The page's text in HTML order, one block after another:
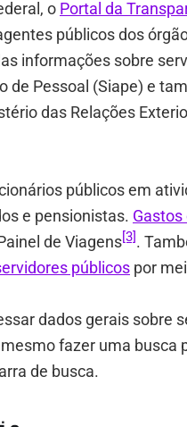
o Portal da
públicos dos
informações sobre
de Pessoal (Siape) e
das Relações
públicos em
e pensionistas.
de Viagens[3].
públicos por
dados gerais sobre
fazer uma busca
de busca.